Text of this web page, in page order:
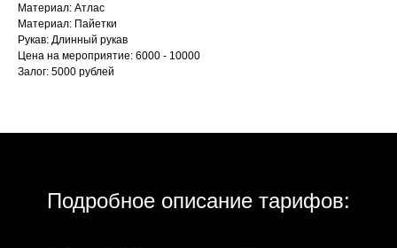
Материал: Атлас
Материал: Пайетки
Рукав: Длинный рукав
Цена на мероприятие: 6000 - 10000
Залог: 5000 рублей
Подробное описание тарифов: